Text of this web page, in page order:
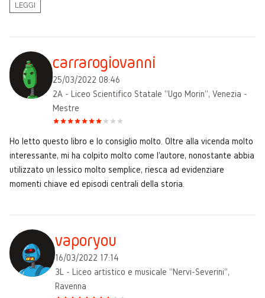
LEGGI
carrarogiovanni
25/03/2022 08:46
2A - Liceo Scientifico Statale "Ugo Morin", Venezia -
Mestre
Ho letto questo libro e lo consiglio molto. Oltre alla vicenda molto
interessante, mi ha colpito molto come l'autore, nonostante abbia
utilizzato un lessico molto semplice, riesca ad evidenziare
momenti chiave ed episodi centrali della storia.
vaporyou
16/03/2022 17:14
3L - Liceo artistico e musicale "Nervi-Severini",
Ravenna